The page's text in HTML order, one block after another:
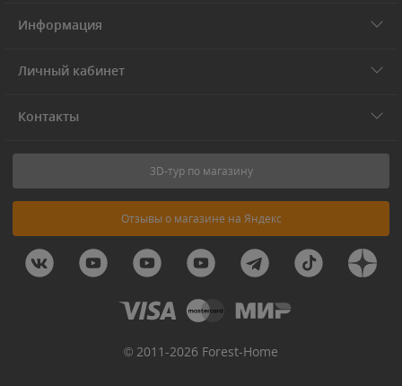
Информация
Личный кабинет
Контакты
3D-тур по магазину
Отзывы о магазине на Яндекс
© 2011-2026 Forest-Home